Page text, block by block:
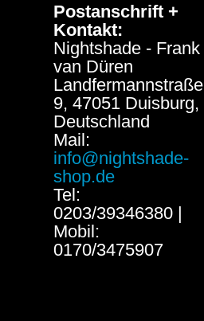
Postanschrift +
Kontakt:
Nightshade - Frank
van Düren
Landfermannstraße
9, 47051 Duisburg,
Deutschland
Mail:
info@nightshade-
shop.de
Tel:
0203/39346380 |
Mobil:
0170/3475907